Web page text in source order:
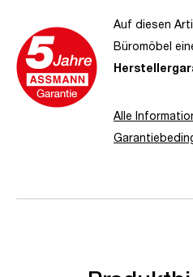
Auf diesen
Büromöbel
Alle